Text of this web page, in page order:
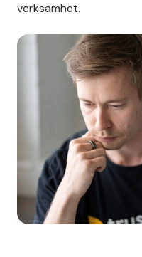
verksamhet.